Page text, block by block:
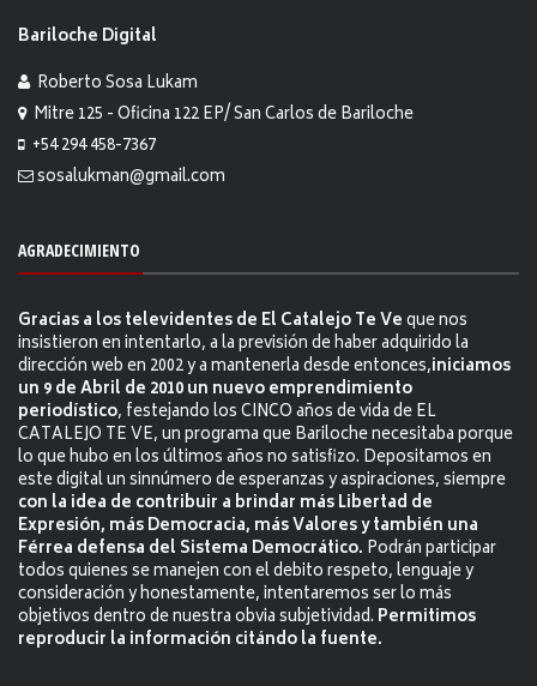
Bariloche Digital
Roberto Sosa Lukam
Mitre 125 - Oficina 122 EP/ San Carlos de Bariloche
+54 294 458-7367
sosalukman@gmail.com
AGRADECIMIENTO
Gracias a los televidentes de El Catalejo Te Veque nos
insistieron en intentarlo, a la previsión de haber adquirido la
dirección web en 2002 y a mantenerla desde entonces,iniciamos
un 9 de Abril de 2010 un nuevo emprendimiento
periodístico, festejando los CINCO años de vida de EL
CATALEJO TE VE, un programa que Bariloche necesitaba porque
lo que hubo en los últimos años no satisfizo. Depositamos en
este digital un sinnúmero de esperanzas y aspiraciones, siempre
con la idea de contribuir a brindar más Libertad de
Expresión, más Democracia, más Valores y también una
Férrea defensa del Sistema Democrático. Podrán participar
todos quienes se manejen con el debito respeto, lenguaje y
consideración y honestamente, intentaremos ser lo más
objetivos dentro de nuestra obvia subjetividad. Permitimos
reproducir la información citándo la fuente.